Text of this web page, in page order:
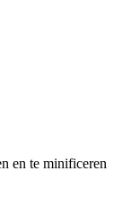
en te minificeren